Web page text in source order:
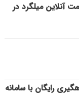
آنلاین میلگرد در
رایگان با سامانه